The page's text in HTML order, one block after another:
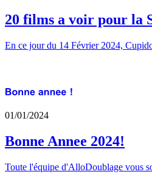
20 films a voir pour la
En ce jour du 14 Février 2024,
01/01/2024
Bonne Annee 2024!
Toute l'équipe d'AlloDoublage vous